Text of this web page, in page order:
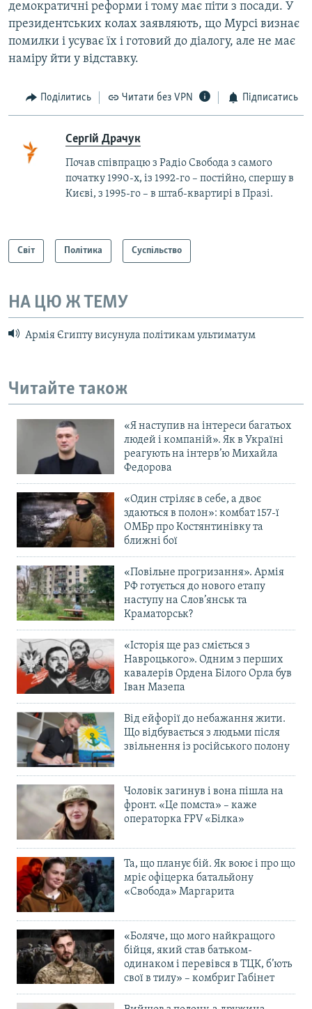
демократичні реформи і тому має піти з посади. У
президентських колах заявляють, що Мурсі визнає
помилки і усуває їх і готовий до діалогу, але не має
наміру йти у відставку.
Поділитись Читати без VPN Підписатись
Сергій Драчук
Почав співпрацю з Радіо Свобода з самого
початку 1990-х, із 1992-го – постійно, спершу в
Києві, з 1995-го – в штаб-квартирі в Празі.
Світ Політика Суспільство
НА ЦЮ Ж ТЕМУ
Армія Єгипту висунула політикам ультиматум
Читайте також
«Я наступив на інтереси багатьох
людей і компаній». Як в Україні
реагують на інтерв’ю Михайла
Федорова
«Один стріляє в себе, а двоє
здаються в полон»: комбат 157-ї
ОМБр про Костянтинівку та
ближні бої
«Повільне прогризання». Армія
РФ готується до нового етапу
наступу на Слов’янськ та
Краматорськ?
«Історія ще раз сміється з
Навроцького». Одним з перших
кавалерів Ордена Білого Орла був
Іван Мазепа
Від ейфорії до небажання жити.
Що відбувається з людьми після
звільнення із російського полону
Чоловік загинув і вона пішла на
фронт. «Це помста» – каже
операторка FPV «Білка»
Та, що планує бій. Як воює і про що
мріє офіцерка батальйону
«Свобода» Маргарита
«Боляче, що мого найкращого
бійця, який став батьком-
одинаком і перевівся в ТЦК, б’ють
свої в тилу» – комбриг Габінет